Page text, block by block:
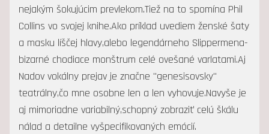
nejakým šokujúcim prevlekom.Tiež na to spomína Phil
Collins vo svojej knihe.Ako príklad uvediem ženské šaty
a masku líščej hlavy,alebo legendárneho Slippermena-
bizarné chodiace monštrum celé ovešané varlatami.Aj
Nadov vokálny prejav je značne "genesisovsky"
teatrálny,čo mne osobne len a len vyhovuje.Navyše je
aj mimoriadne variabilný,schopný zobraziť celú škálu
nálad a detailne vyšpecifikovaných emócií.